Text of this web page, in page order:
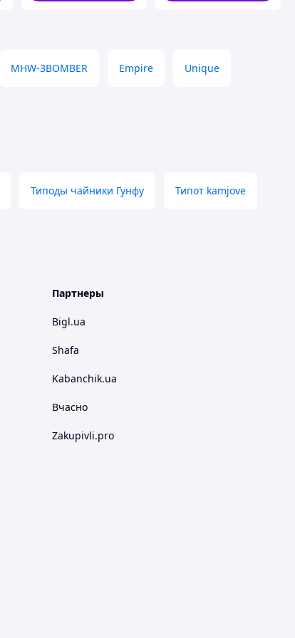
MHW-3BOMBER Empire Unique
Типоды чайники Гунфу Типот kamjove
Партнеры
Bigl.ua
Shafa
Kabanchik.ua
Вчасно
Zakupivli.pro